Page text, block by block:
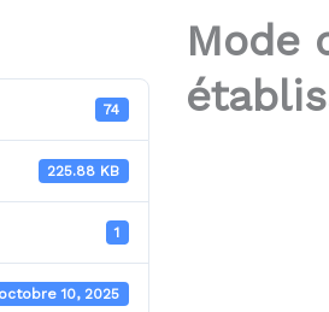
74
225.88 KB
1
octobre 10, 2025
Mode